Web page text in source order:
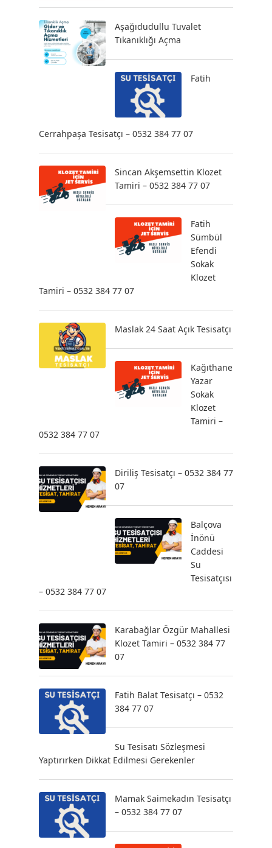
Aşağıdudullu Tuvalet
Tıkanıklığı Açma
Fatih
Cerrahpaşa Tesisatçı – 0532 384 77 07
Sincan Akşemsettin Klozet
Tamiri – 0532 384 77 07
Fatih
Sümbül
Efendi
Sokak
Klozet
Tamiri – 0532 384 77 07
Maslak 24 Saat Açık Tesisatçı
Kağıthane
Yazar
Sokak
Klozet
Tamiri –
0532 384 77 07
Diriliş Tesisatçı – 0532 384 77
07
Balçova
İnönü
Caddesi
Su
Tesisatçısı
– 0532 384 77 07
Karabağlar Özgür Mahallesi
Klozet Tamiri – 0532 384 77
07
Fatih Balat Tesisatçı – 0532
384 77 07
Su Tesisatı Sözleşmesi
Yaptırırken Dikkat Edilmesi Gerekenler
Mamak Saimekadın Tesisatçı
– 0532 384 77 07